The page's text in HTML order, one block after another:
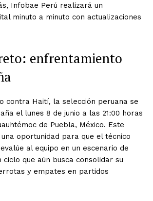
Infobae Perú realizará un
minuto a minuto con actualizaciones
enfrentamiento
contra Haití, la selección peruana se
el lunes 8 de junio a las 21:00 horas
de Puebla, México. Este
oportunidad para que el técnico
al equipo en un escenario de
que aún busca consolidar su
y empates en partidos